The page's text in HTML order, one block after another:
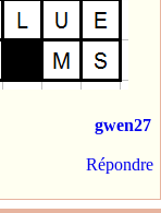
gwen27
Répondre